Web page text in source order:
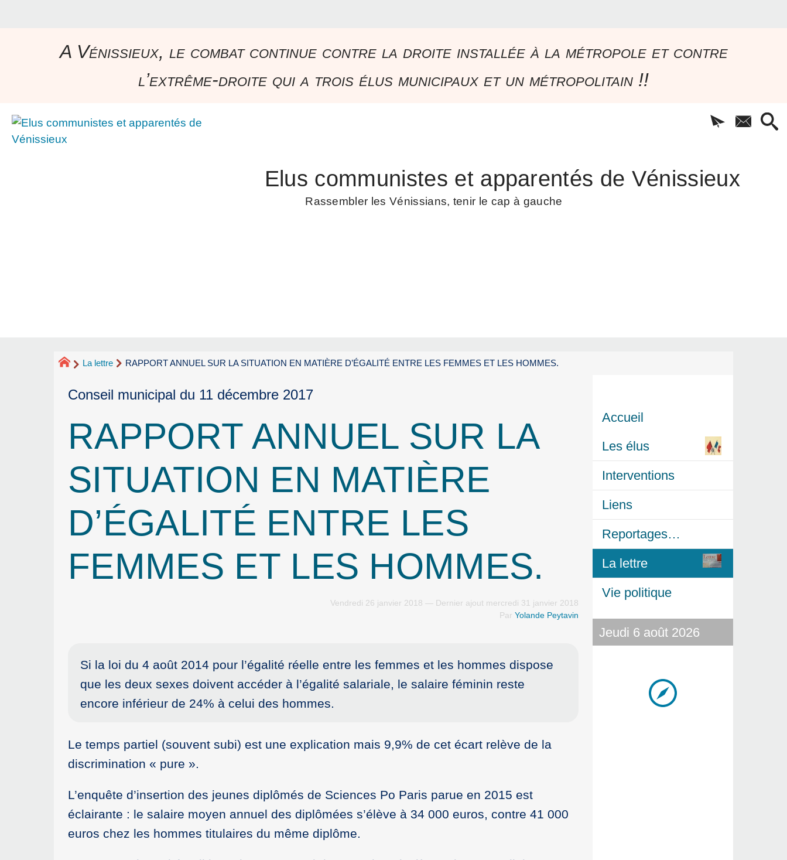
A Vénissieux, le combat continue contre la droite installée à la métropole et contre
l’extrême-droite qui a trois élus municipaux et un métropolitain !!
Elus communistes et apparentés de Vénissieux
Rassembler les Vénissians, tenir le cap à gauche
La lettre RAPPORT ANNUEL SUR LA SITUATION EN MATIÈRE D’ÉGALITÉ ENTRE LES FEMMES ET LES HOMMES.
Conseil municipal du 11 décembre 2017
RAPPORT ANNUEL SUR LA
SITUATION EN MATIÈRE
D’ÉGALITÉ ENTRE LES
FEMMES ET LES HOMMES.
Vendredi 26 janvier 2018 — Dernier ajout mercredi 31 janvier 2018
Par Yolande Peytavin
Si la loi du 4 août 2014 pour l’égalité réelle entre les femmes et les hommes dispose
que les deux sexes doivent accéder à l’égalité salariale, le salaire féminin reste
encore inférieur de 24% à celui des hommes.
Le temps partiel (souvent subi) est une explication mais 9,9% de cet écart relève de la
discrimination « pure ».
L’enquête d’insertion des jeunes diplômés de Sciences Po Paris parue en 2015 est
éclairante : le salaire moyen annuel des diplômées s’élève à 34 000 euros, contre 41 000
euros chez les hommes titulaires du même diplôme.
Accueil
Les élus
Interventions
Liens
Reportages…
La lettre
Vie politique
Jeudi 6 août 2026